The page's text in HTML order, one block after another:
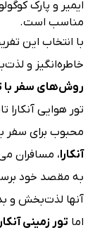
ایمیر و پارک
مناسب است.
با انتخاب این
خاطره‌انگیز و
روش‌های سفر با تور
محبوب برای سفر
آنکارا، مسافران
به مقصد خود
آنها لذت‌بخش و
اما تور زمینی